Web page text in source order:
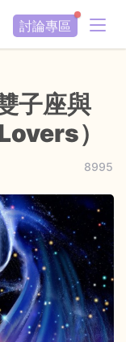
討論專區
子座與
）
8995